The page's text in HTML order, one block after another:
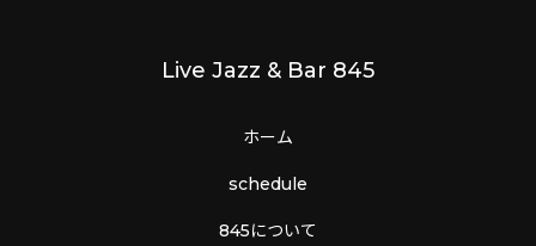
Live Jazz & Bar 845
ホーム
schedule
845について